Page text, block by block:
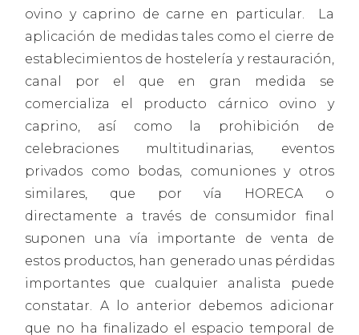
ovino y caprino de carne en particular. La
aplicación de medidas tales como el cierre de
establecimientos de hostelería y restauración,
canal por el que en gran medida se
comercializa el producto cárnico ovino y
caprino, así como la prohibición de
celebraciones multitudinarias, eventos
privados como bodas, comuniones y otros
similares, que por vía HORECA o
directamente a través de consumidor final
suponen una vía importante de venta de
estos productos, han generado unas pérdidas
importantes que cualquier analista puede
constatar. A lo anterior debemos adicionar
que no ha finalizado el espacio temporal de